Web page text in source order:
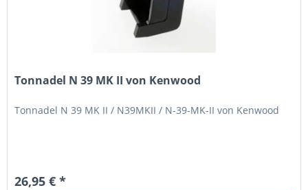
Tonnadel N 39 MK II von Kenwood
Tonnadel N 39 MK II / N39MKII / N-39-MK-II von Kenwood
26,95 € *